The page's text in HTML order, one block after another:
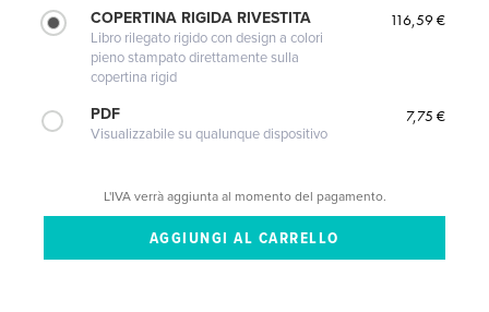
COPERTINA RIGIDA RIVESTITA
Libro rilegato rigido con design a colori
pieno stampato direttamente sulla
copertina rigid
116,59 €
PDF
Visualizzabile su qualunque dispositivo
7,75 €
L'IVA verrà aggiunta al momento del pagamento.